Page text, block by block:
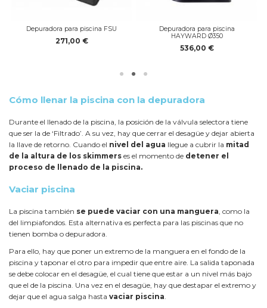
Depuradora para piscina FSU
271,00 €
Depuradora para piscina
HAYWARD Ø350
536,00 €
Cómo llenar la piscina con la depuradora
Durante el llenado de la piscina, la posición de la válvula selectora tiene
que ser la de ‘Filtrado’. A su vez, hay que cerrar el desagüe y dejar abierta
la llave de retorno. Cuando el nivel del agua llegue a cubrir la mitad
de la altura de los skimmers es el momento de detener el
proceso de llenado de la piscina.
Vaciar piscina
La piscina también se puede vaciar con una manguera, como la
del limpiafondos. Esta alternativa es perfecta para las piscinas que no
tienen bomba o depuradora.
Para ello, hay que poner un extremo de la manguera en el fondo de la
piscina y taponar el otro para impedir que entre aire. La salida taponada
se debe colocar en el desagüe, el cual tiene que estar a un nivel más bajo
que el de la piscina. Una vez en el desagüe, hay que destapar el extremo y
dejar que el agua salga hasta vaciar piscina